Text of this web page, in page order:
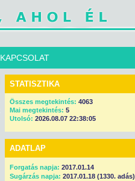
KAPCSOLAT
STATISZTIKA
Összes megtekintés: 4063
Mai megtekintés: 5
Utolsó: 2026.08.07 22:38:05
ADATLAP
Forgatás napja: 2017.01.14
Sugárzás napja: 2017.01.18 (1330. adás)